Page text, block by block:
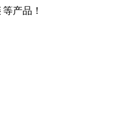
等产品！